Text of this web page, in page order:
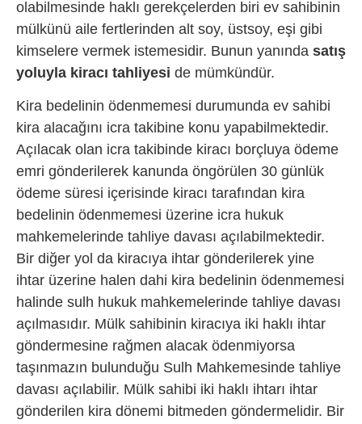
olabilmesinde haklı gerekçelerden biri ev sahibinin
mülkünü aile fertlerinden alt soy, üstsoy, eşi gibi
kimselere vermek istemesidir. Bunun yanında satış
yoluyla kiracı tahliyesi de mümkündür.
Kira bedelinin ödenmemesi durumunda ev sahibi
kira alacağını icra takibine konu yapabilmektedir.
Açılacak olan icra takibinde kiracı borçluya ödeme
emri gönderilerek kanunda öngörülen 30 günlük
ödeme süresi içerisinde kiracı tarafından kira
bedelinin ödenmemesi üzerine icra hukuk
mahkemelerinde tahliye davası açılabilmektedir.
Bir diğer yol da kiracıya ihtar gönderilerek yine
ihtar üzerine halen dahi kira bedelinin ödenmemesi
halinde sulh hukuk mahkemelerinde tahliye davası
açılmasıdır. Mülk sahibinin kiracıya iki haklı ihtar
göndermesine rağmen alacak ödenmiyorsa
taşınmazın bulunduğu Sulh Mahkemesinde tahliye
davası açılabilir. Mülk sahibi iki haklı ihtarı ihtar
gönderilen kira dönemi bitmeden göndermelidir. Bir